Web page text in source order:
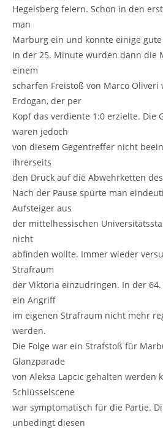
Hegelsberg feiern. Schon in den
man
Marburg ein und konnte einige
In der 25. Minute wurden dann die
einem
scharfen Freistoß von Marco Oliveri
Erdogan, der per
Kopf das verdiente 1:0 erzielte. Die
waren jedoch
von diesem Gegentreffer nicht
ihrerseits
den Druck auf die Abwehrketten des
Nach der Pause spürte man
Aufsteiger aus
der mittelhessischen
nicht
abfinden wollte. Immer wieder
Strafraum
der Viktoria einzudringen. In der
ein Angriff
im eigenen Strafraum nicht mehr
werden.
Die Folge war ein Strafstoß für
Glanzparade
von Aleksa Lapcic gehalten werden
Schlüsselscene
war symptomatisch für die Partie.
unbedingt diesen